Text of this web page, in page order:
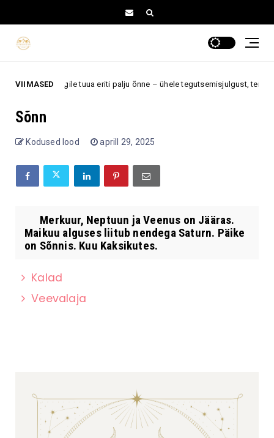
VIIMASED
kahele tähemärgile tuua eriti palju õnne – ühele tegutsemisjulgust, teisele
Sõnn
Kodused lood aprill 29, 2025
Merkuur, Neptuun ja Veenus on Jääras.
Maikuu alguses liitub nendega Saturn. Päike
on Sõnnis. Kuu Kaksikutes.
Kalad
Veevalaja